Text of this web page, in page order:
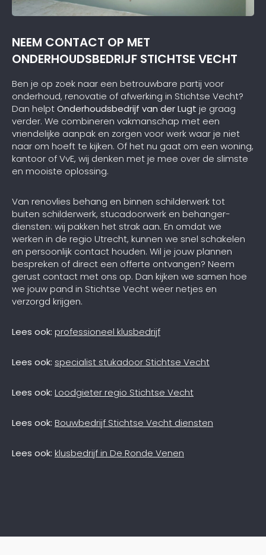
NEEM CONTACT OP MET
ONDERHOUDSBEDRIJF STICHTSE VECHT
Ben je op zoek naar een betrouwbare partij voor
onderhoud, renovatie of afwerking in Stichtse Vecht?
Dan helptOnderhoudsbedrijf van der Lugt je graag
verder. We combineren vakmanschap met een
vriendelijke aanpak en zorgen voor werk waar je niet
naar om hoeft te kijken. Of het nu gaat om een woning,
kantoor of VvE, wij denken met je mee over de slimste
en mooiste oplossing.
Van renovlies behang en binnen schilderwerk tot
buiten schilderwerk, stucadoorwerk en behanger-
diensten: wij pakken het strak aan. En omdat we
werken in de regio Utrecht, kunnen we snel schakelen
en persoonlijk contact houden. Wil je jouw plannen
bespreken of direct een offerte ontvangen? Neem
gerust contact met ons op. Dan kijken we samen hoe
we jouw pand in Stichtse Vecht weer netjes en
verzorgd krijgen.
Lees ook: professioneel klusbedrijf
Lees ook: specialist stukadoor Stichtse Vecht
Lees ook: Loodgieter regio Stichtse Vecht
Lees ook: Bouwbedrijf Stichtse Vecht diensten
Lees ook: klusbedrijf in De Ronde Venen